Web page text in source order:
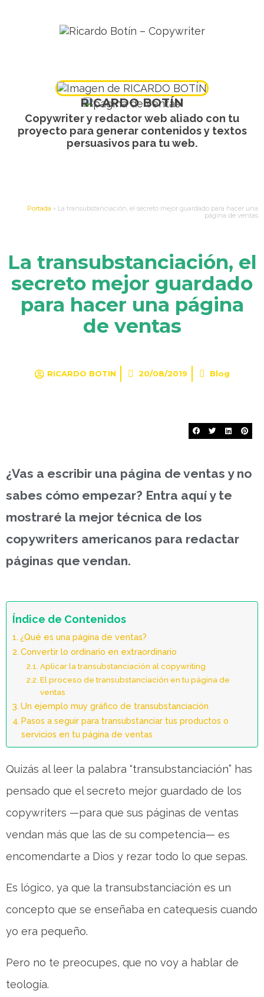
RICARDO BOTÍN
Copywriter y redactor web aliado con tu
proyecto para generar contenidos y textos
persuasivos para tu web.
Portada » La transubstanciación, el secreto mejor guardado para hacer una
página de ventas
La transubstanciación, el
secreto mejor guardado
para hacer una página
de ventas
RICARDO BOTIN 20/08/2019 Blog
¿Vas a escribir una página de ventas y no
sabes cómo empezar? Entra aquí y te
mostraré la mejor técnica de los
copywriters americanos para redactar
páginas que vendan.
Índice de Contenidos
¿Qué es una página de ventas?
Convertir lo ordinario en extraordinario
Aplicar la transubstanciación al copywriting
El proceso de transubstanciación en tu página de
ventas
Un ejemplo muy gráfico de transubstanciación
Pasos a seguir para transubstanciar tus productos o
servicios en tu página de ventas
Quizás al leer la palabra “transubstanciación” has
pensado que el secreto mejor guardado de los
copywriters —para que sus páginas de ventas
vendan más que las de su competencia— es
encomendarte a Dios y rezar todo lo que sepas.
Es lógico, ya que la transubstanciación es un
concepto que se enseñaba en catequesis cuando
yo era pequeño.
Pero no te preocupes, que no voy a hablar de
teología.